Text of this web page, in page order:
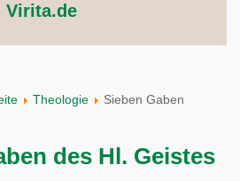
Virita.de
Theologie Sieben Gaben
des Hl. Geistes